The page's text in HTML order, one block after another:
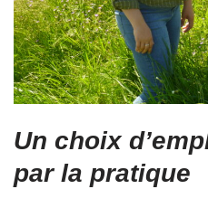
Un choix
par la pratique